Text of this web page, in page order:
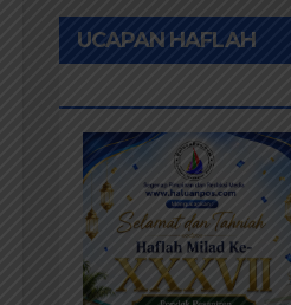
UCAPAN HAFLAH